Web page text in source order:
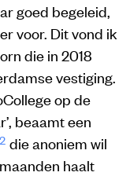
goed begeleid,
voor. Dit vond ik
die in 2018
vestiging.
op de
beaamt een
die anoniem wil
haalt